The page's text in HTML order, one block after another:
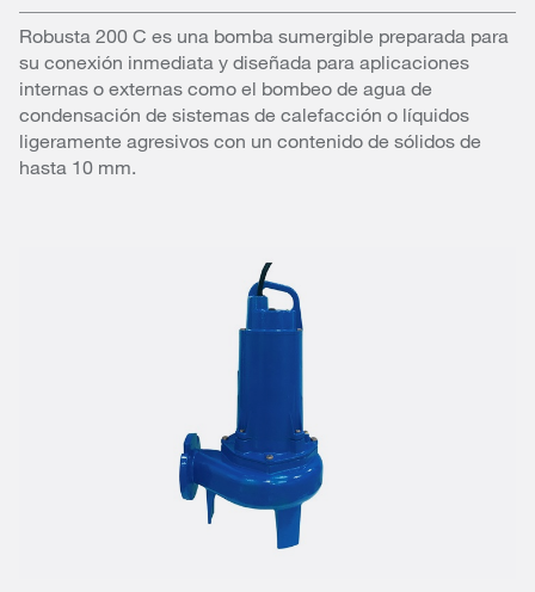
Robusta 200 C es una bomba sumergible preparada para
su conexión inmediata y diseñada para aplicaciones
internas o externas como el bombeo de agua de
condensación de sistemas de calefacción o líquidos
ligeramente agresivos con un contenido de sólidos de
hasta 10 mm.